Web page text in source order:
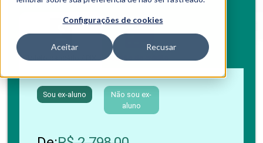
Configurações de cookies
Aceitar Recusar
Boleto bancário / PIX Cartão de crédito
Sou ex-aluno
Não sou ex-
aluno
Benefícios pós-graduação